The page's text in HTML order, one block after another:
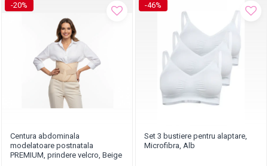
-20%
Centura abdominala
modelatoare postnatala
PREMIUM, prindere velcro, Beige
-46%
Set 3 bustiere pentru alaptare,
Microfibra, Alb